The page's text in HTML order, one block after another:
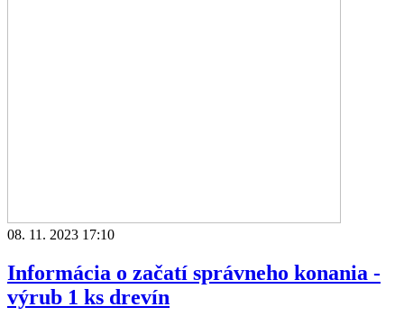
08. 11. 2023 17:10
Informácia o začatí správneho konania -
výrub 1 ks drevín